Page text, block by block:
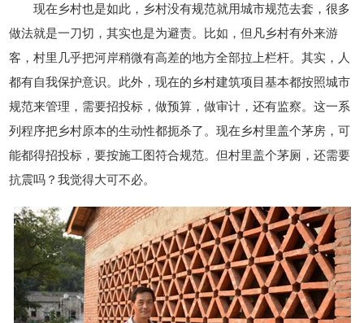
现在乡村也是如此，乡村没有规范就用城市规范去套，很多
做法就是一刀切，其实也是为避责。比如，但凡乡村有外来游
客，村里几乎把河岸稍微有高差的地方全部拉上栏杆。其实，人
都有自我保护意识。此外，现在的乡村建筑项目基本都按照城市
规范来管理，需要招投标，做预算，做审计，还有监察。这一系
列程序把乡村原本的生动性都扼杀了。现在乡村里盖个茅房，可
能都得招投标，要按施工图符合规范。但村里盖个茅厕，还需要
抗震吗？我觉得大可不必。